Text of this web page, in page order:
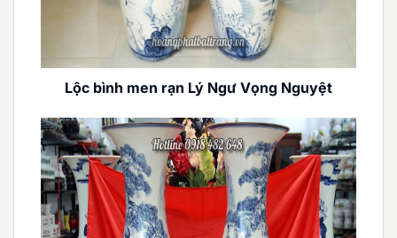
Lộc bình men rạn Lý Ngư Vọng Nguyệt